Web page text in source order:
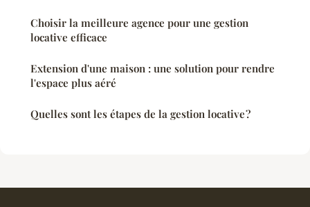
Choisir la meilleure agence pour une gestion
locative efficace
Extension d'une maison : une solution pour rendre
l'espace plus aéré
Quelles sont les étapes de la gestion locative ?